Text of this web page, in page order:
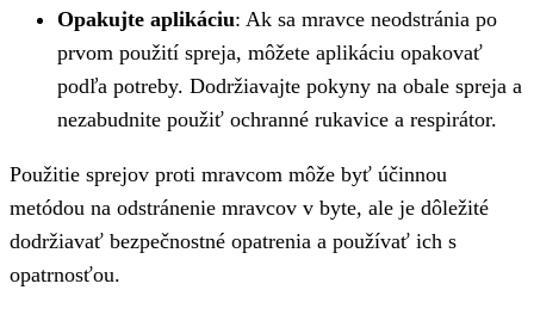
Opakujte aplikáciu: Ak sa mravce neodstránia po
prvom použití spreja, môžete aplikáciu opakovať
podľa potreby. Dodržiavajte pokyny na obale spreja a
nezabudnite použiť ochranné rukavice a respirátor.
Použitie sprejov proti mravcom môže byť účinnou
metódou na odstránenie mravcov v byte, ale je dôležité
dodržiavať bezpečnostné opatrenia a používať ich s
opatrnosťou.